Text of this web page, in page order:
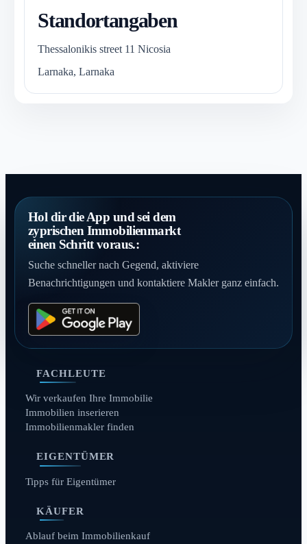
Standortangaben
Thessalonikis street 11 Nicosia
Larnaka, Larnaka
Hol dir die App und sei dem
zyprischen Immobilienmarkt
einen Schritt voraus.:
Suche schneller nach Gegend, aktiviere
Benachrichtigungen und kontaktiere Makler ganz einfach.
FACHLEUTE
Wir verkaufen Ihre Immobilie
Immobilien inserieren
Immobilienmakler finden
EIGENTÜMER
Tipps für Eigentümer
KÄUFER
Ablauf beim Immobilienkauf